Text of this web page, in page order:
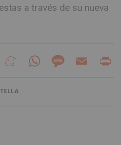
a través de su nueva
LinkedIn MeneameWhatsAppMessageEmail